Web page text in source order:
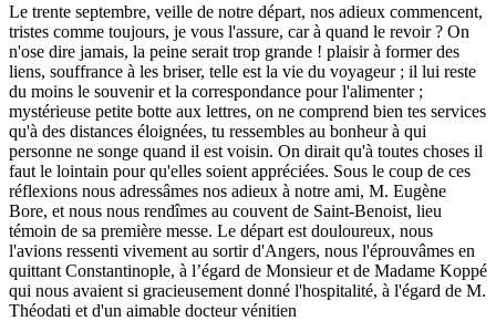
Le trente septembre, veille de notre départ, nos adieux commencent,
tristes comme toujours, je vous l'assure, car à quand le revoir ? On
n'ose dire jamais, la peine serait trop grande ! plaisir à former des
liens, souffrance à les briser, telle est la vie du voyageur ; il lui reste
du moins le souvenir et la correspondance pour l'alimenter ;
mystérieuse petite botte aux lettres, on ne comprend bien tes services
qu'à des distances éloignées, tu ressembles au bonheur à qui
personne ne songe quand il est voisin. On dirait qu'à toutes choses il
faut le lointain pour qu'elles soient appréciées. Sous le coup de ces
réflexions nous adressâmes nos adieux à notre ami, M. Eugène
Bore, et nous nous rendîmes au couvent de Saint-Benoist, lieu
témoin de sa première messe. Le départ est douloureux, nous
l'avions ressenti vivement au sortir d'Angers, nous l'éprouvâmes en
quittant Constantinople, à l’égard de Monsieur et de Madame Koppé
qui nous avaient si gracieusement donné l'hospitalité, à l'égard de M.
Théodati et d'un aimable docteur vénitien